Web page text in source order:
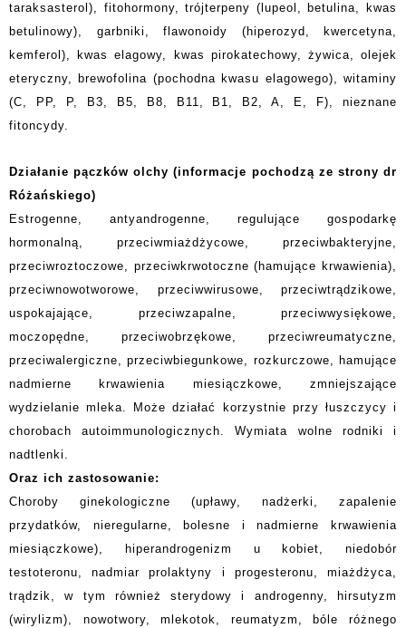
taraksasterol), fitohormony, trójterpeny (lupeol, betulina, kwas
betulinowy), garbniki, flawonoidy (hiperozyd, kwercetyna,
kemferol), kwas elagowy, kwas pirokatechowy, żywica, olejek
eteryczny, brewofolina (pochodna kwasu elagowego), witaminy
(C, PP, P, B3, B5, B8, B11, B1, B2, A, E, F), nieznane
fitoncydy.
Działanie pączków olchy (informacje pochodzą ze strony dr
Różańskiego)
Estrogenne, antyandrogenne, regulujące gospodarkę
hormonalną, przeciwmiażdżycowe, przeciwbakteryjne,
przeciwroztoczowe, przeciwkrwotoczne (hamujące krwawienia),
przeciwnowotworowe, przeciwwirusowe, przeciwtrądzikowe,
uspokajające, przeciwzapalne, przeciwwysiękowe,
moczopędne, przeciwobrzękowe, przeciwreumatyczne,
przeciwalergiczne, przeciwbiegunkowe, rozkurczowe, hamujące
nadmierne krwawienia miesiączkowe, zmniejszające
wydzielanie mleka. Może działać korzystnie przy łuszczycy i
chorobach autoimmunologicznych. Wymiata wolne rodniki i
nadtlenki.
Oraz ich zastosowanie:
Choroby ginekologiczne (upławy, nadżerki, zapalenie
przydatków, nieregularne, bolesne i nadmierne krwawienia
miesiączkowe), hiperandrogenizm u kobiet, niedobór
testoteronu, nadmiar prolaktyny i progesteronu, miażdżyca,
trądzik, w tym również sterydowy i androgenny, hirsutyzm
(wirylizm), nowotwory, mlekotok, reumatyzm, bóle różnego